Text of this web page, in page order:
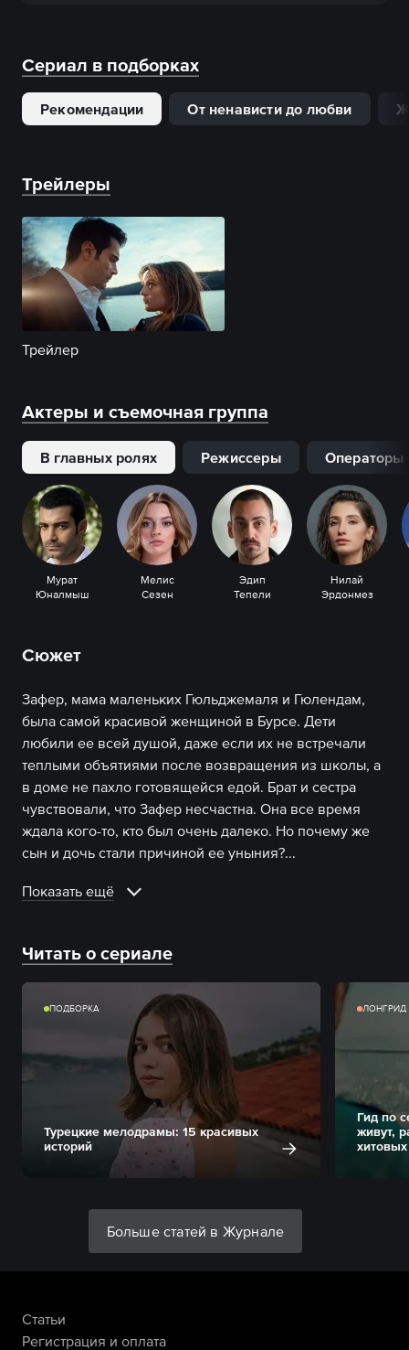
Сериал в подборках
Рекомендации От ненависти до любви
Трейлеры
Трейлер
Актеры и съемочная группа
В главных ролях Режиссеры Операторы
Мурат
Юналмыш
Мелис
Сезен
Эдип
Тепели
Нилай
Эрдонмез
Сюжет
Зафер, мама маленьких Гюльджемаля и Гюлендам,
была самой красивой женщиной в Бурсе. Дети
любили ее всей душой, даже если их не встречали
теплыми объятиями после возвращения из школы, а
в доме не пахло готовящейся едой. Брат и сестра
чувствовали, что Зафер несчастна. Она все время
ждала кого-то, кто был очень далеко. Но почему же
сын и дочь стали причиной ее уныния?...
Показать ещё
Читать о сериале
ПОДБОРКА
Турецкие мелодрамы: 15 красивых
историй
ЛОНГРИД
Гид по
живут,
Больше статей в Журнале
Статьи
Регистрация и оплата